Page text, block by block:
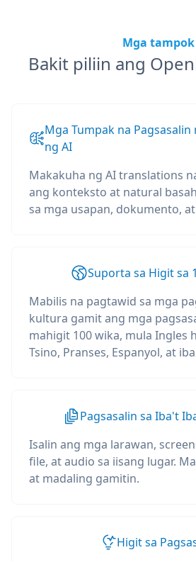
Mga tampok
Bakit piliin ang
Mga Tumpak na Pagsasalin
ng AI
Makakuha ng AI translations
ang konteksto at natural
sa mga usapan, dokumento,
Suporta sa Higit sa
Mabilis na pagtawid sa mga
kultura gamit ang mga
mahigit 100 wika, mula Ingles
Tsino, Pranses, Espanyol, at
Pagsasalin sa Iba't
Isalin ang mga larawan,
file, at audio sa iisang lugar.
at madaling gamitin.
Higit sa